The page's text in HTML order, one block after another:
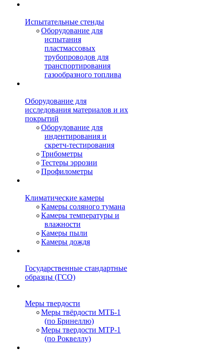
Испытательные стенды
Оборудование для
испытания
пластмассовых
трубопроводов для
транспортирования
газообразного топлива
Оборудование для
исследования материалов и их
покрытий
Оборудование для
индентирования и
скретч-тестирования
Трибометры
Тестеры эррозии
Профилометры
Климатические камеры
Камеры соляного тумана
Камеры температуры и
влажности
Камеры пыли
Камеры дождя
Государственные стандартные
образцы (ГСО)
Меры твердости
Меры твёрдости МТБ-1
(по Бринеллю)
Меры твердости МТР-1
(по Роквеллу)